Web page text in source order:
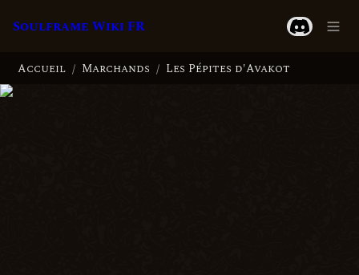
Soulframe Wiki FR
Accueil / Marchands / Les Pépites d'Avakot